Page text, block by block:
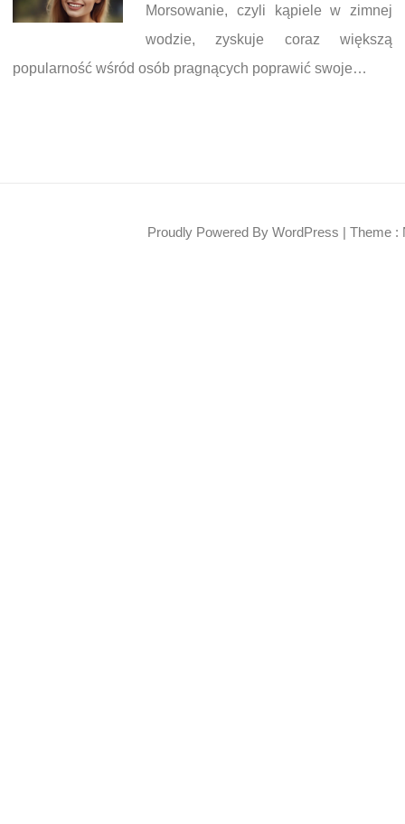
Morsowanie, czyli kąpiele w zimnej
wodzie, zyskuje coraz większą
popularność wśród osób pragnących poprawić swoje…
Proudly Powered By WordPress | Theme :